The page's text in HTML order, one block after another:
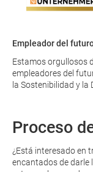
Empleador del
Estamos orgullosos
empleadores del
la Sostenibilidad y la
Proceso
¿Está interesado en
encantados de darle